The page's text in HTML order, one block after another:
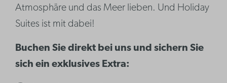
Atmosphäre und das Meer lieben. Und Holiday
Suites ist mit dabei!
Buchen Sie direkt bei uns und sichern Sie
sich ein exklusives Extra: